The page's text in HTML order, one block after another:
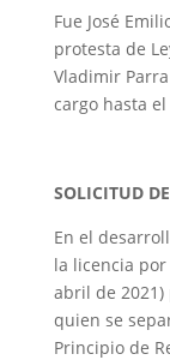
Fue José
protesta de
Vladimir
cargo hasta
SOLICITUD
En el
la licencia
abril de 2021)
quien se
Principio de